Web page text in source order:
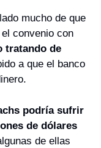
convenio con
tratando de
a que el banco
podría sufrir
de dólares
de ellas